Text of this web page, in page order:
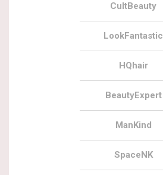
CultBeauty
LookFantastic
HQhair
BeautyExpert
ManKind
SpaceNK